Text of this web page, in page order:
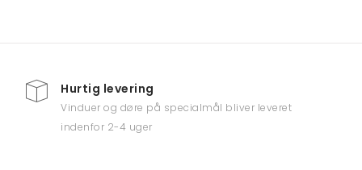
Hurtig levering
Vinduer og døre på specialmål bliver leveret
indenfor 2-4 uger